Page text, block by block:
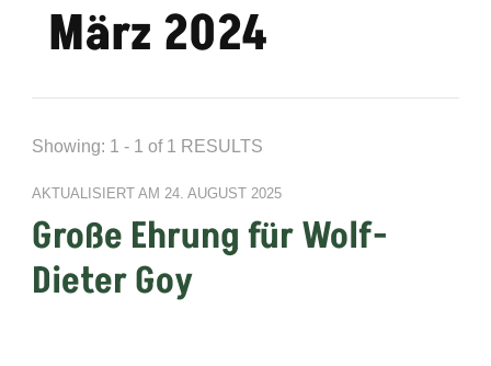
März 2024
Showing: 1 - 1 of 1 RESULTS
AKTUALISIERT AM 24. AUGUST 2025
Große Ehrung für Wolf-
Dieter Goy